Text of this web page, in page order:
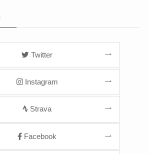
Twitter
Instagram
Strava
Facebook